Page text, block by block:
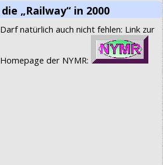
die „Railway“ in 2000
Darf natürlich auch nicht fehlen: Link zur
Homepage der NYMR: